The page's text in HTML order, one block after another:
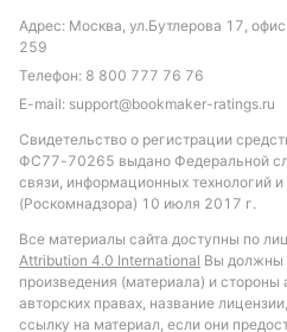
Адрес: Москва, ул.Бутлерова 17, офис
259
Телефон: 8 800 777 76 76
E-mail: support@bookmaker-ratings.ru
Свидетельство о регистрации
ФС77-70265 выдано Федеральной
связи, информационных технологий
(Роскомнадзора) 10 июля 2017 г.
Все материалы сайта доступны по
Attribution 4.0 International Вы должны
произведения (материала) и
авторских правах, название
ссылку на материал, если они